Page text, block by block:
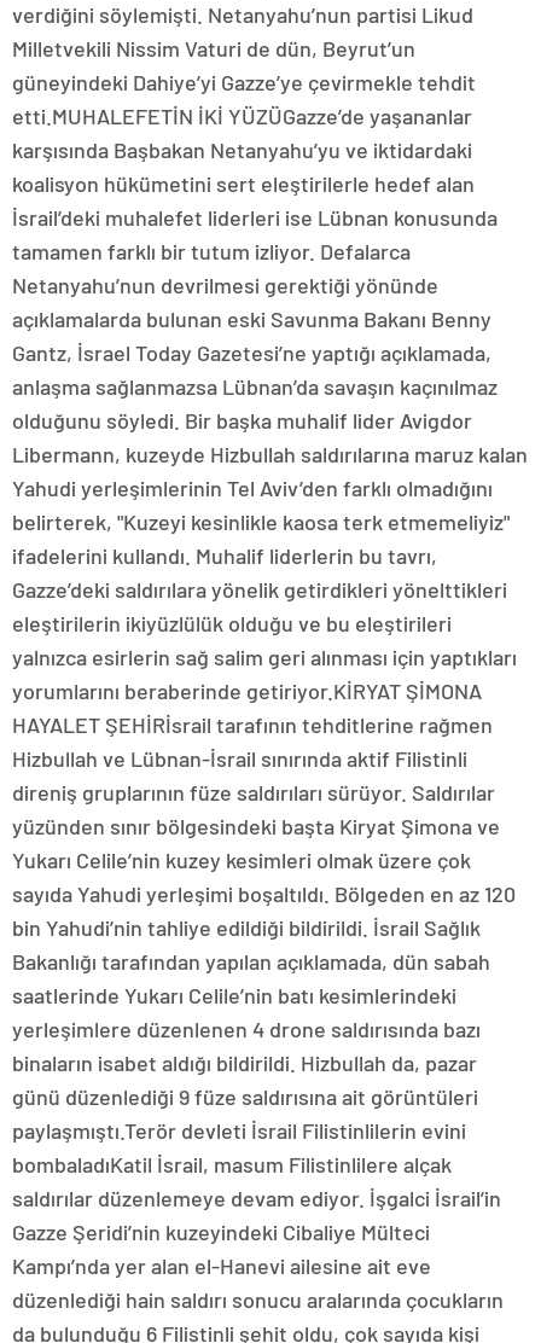
verdiğini söylemişti. Netanyahu’nun partisi Likud
Milletvekili Nissim Vaturi de dün, Beyrut’un
güneyindeki Dahiye’yi Gazze’ye çevirmekle tehdit
etti.MUHALEFETİN İKİ YÜZÜGazze’de yaşananlar
karşısında Başbakan Netanyahu’yu ve iktidardaki
koalisyon hükümetini sert eleştirilerle hedef alan
İsrail’deki muhalefet liderleri ise Lübnan konusunda
tamamen farklı bir tutum izliyor. Defalarca
Netanyahu’nun devrilmesi gerektiği yönünde
açıklamalarda bulunan eski Savunma Bakanı Benny
Gantz, İsrael Today Gazetesi’ne yaptığı açıklamada,
anlaşma sağlanmazsa Lübnan’da savaşın kaçınılmaz
olduğunu söyledi. Bir başka muhalif lider Avigdor
Libermann, kuzeyde Hizbullah saldırılarına maruz kalan
Yahudi yerleşimlerinin Tel Aviv’den farklı olmadığını
belirterek, "Kuzeyi kesinlikle kaosa terk etmemeliyiz"
ifadelerini kullandı. Muhalif liderlerin bu tavrı,
Gazze’deki saldırılara yönelik getirdikleri yönelttikleri
eleştirilerin ikiyüzlülük olduğu ve bu eleştirileri
yalnızca esirlerin sağ salim geri alınması için yaptıkları
yorumlarını beraberinde getiriyor.KİRYAT ŞİMONA
HAYALET ŞEHİRİsrail tarafının tehditlerine rağmen
Hizbullah ve Lübnan-İsrail sınırında aktif Filistinli
direniş gruplarının füze saldırıları sürüyor. Saldırılar
yüzünden sınır bölgesindeki başta Kiryat Şimona ve
Yukarı Celile’nin kuzey kesimleri olmak üzere çok
sayıda Yahudi yerleşimi boşaltıldı. Bölgeden en az 120
bin Yahudi’nin tahliye edildiği bildirildi. İsrail Sağlık
Bakanlığı tarafından yapılan açıklamada, dün sabah
saatlerinde Yukarı Celile’nin batı kesimlerindeki
yerleşimlere düzenlenen 4 drone saldırısında bazı
binaların isabet aldığı bildirildi. Hizbullah da, pazar
günü düzenlediği 9 füze saldırısına ait görüntüleri
paylaşmıştı.Terör devleti İsrail Filistinlilerin evini
bombaladıKatil İsrail, masum Filistinlilere alçak
saldırılar düzenlemeye devam ediyor. İşgalci İsrail’in
Gazze Şeridi’nin kuzeyindeki Cibaliye Mülteci
Kampı’nda yer alan el-Hanevi ailesine ait eve
düzenlediği hain saldırı sonucu aralarında çocukların
da bulunduğu 6 Filistinli şehit oldu, çok sayıda kişi